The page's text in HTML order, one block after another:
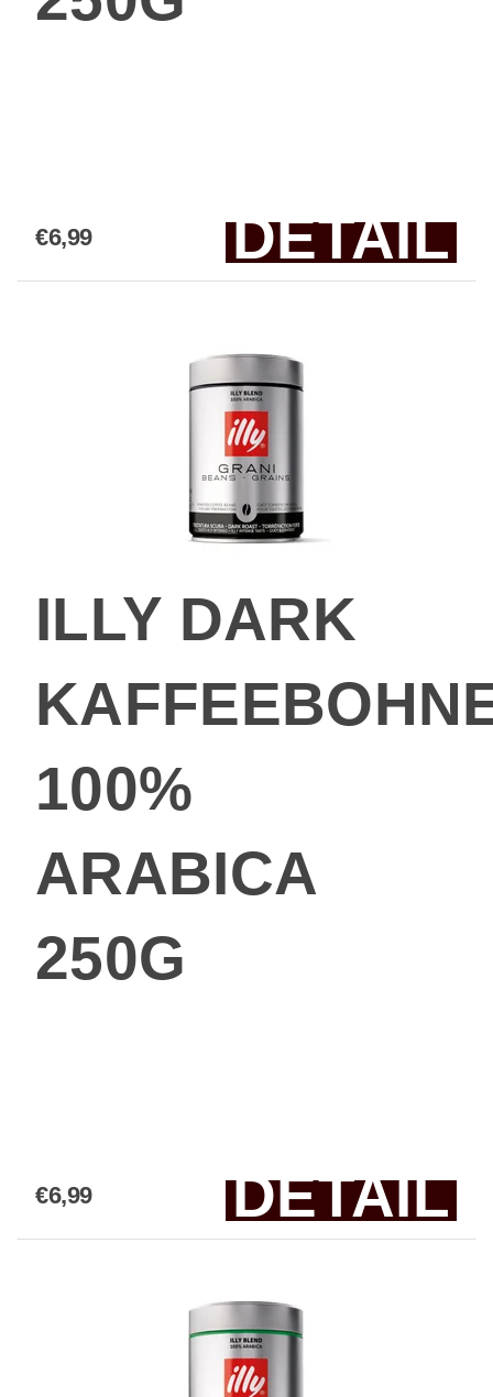
€6,99 DETAIL
ILLY DARK
100%
ARABICA
250G
€6,99 DETAIL